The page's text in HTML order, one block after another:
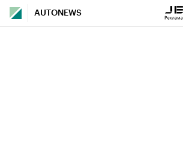
AUTONEWS